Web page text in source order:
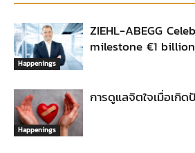
Happenings
ZIEHL-ABEGG
milestone €1
Happenings
การดูแลจิตใจเมื่อเกิ